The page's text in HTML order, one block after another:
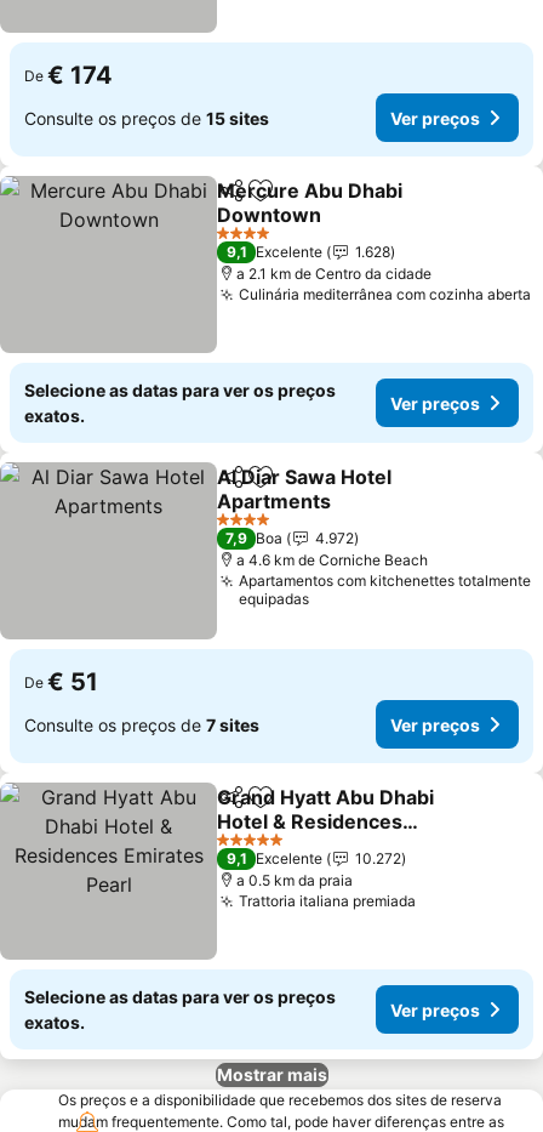
De € 174
Consulte os preços de 15 sites Ver preços
PartilharAdicionar aos favoritos
Mercure Abu Dhabi
Downtown
Ver preços
4 Estrelas
9,1 Excelente
1.628
a 2.1 km de Centro da cidade
Culinária mediterrânea com cozinha aberta
Selecione as datas para ver os preços
exatos.
Ver preços
PartilharAdicionar aos favoritos
Al Diar Sawa Hotel
Apartments
Ver preços
4 Estrelas
7,9 Boa
4.972
a 4.6 km de Corniche Beach
Apartamentos com kitchenettes totalmente
equipadas
De € 51
Consulte os preços de 7 sites Ver preços
PartilharAdicionar aos favoritos
Grand Hyatt Abu Dhabi
Hotel & Residences
Emirates Pearl
Ver preços
5 Estrelas
9,1 Excelente
10.272
a 0.5 km da praia
Trattoria italiana premiada
Selecione as datas para ver os preços
exatos.
Ver preços
Mostrar mais
Os preços e a disponibilidade que recebemos dos sites de reserva
mudam frequentemente. Como tal, pode haver diferenças entre as